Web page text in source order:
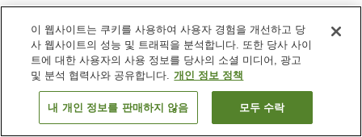
Wi-Fi
사우나
레스토랑
지정된 흡연 공간
일본 홋카이도 다테 기타유자와 모리노소라니와
객실 보기
이 웹사이트는 쿠키를 사용하여 사용자 경험을 개선하고 당
사 웹사이트의 성능 및 트래픽을 분석합니다. 또한 당사 사이
트에 대한 사용자의 사용 정보를 당사의 소셜 미디어, 광고
및 분석 협력사와 공유합니다. 개인 정보 정책
내 개인 정보를 판매하지 않음 모두 수락